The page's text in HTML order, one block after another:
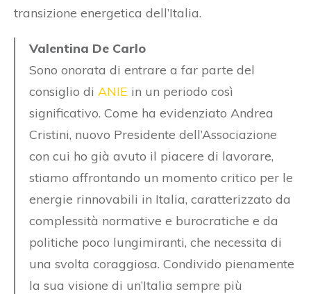
transizione energetica dell’Italia.
Valentina De Carlo
Sono onorata di entrare a far parte del
consiglio di ANIE in un periodo così
significativo. Come ha evidenziato Andrea
Cristini, nuovo Presidente dell’Associazione
con cui ho già avuto il piacere di lavorare,
stiamo affrontando un momento critico per le
energie rinnovabili in Italia, caratterizzato da
complessità normative e burocratiche e da
politiche poco lungimiranti, che necessita di
una svolta coraggiosa. Condivido pienamente
la sua visione di un’Italia sempre più